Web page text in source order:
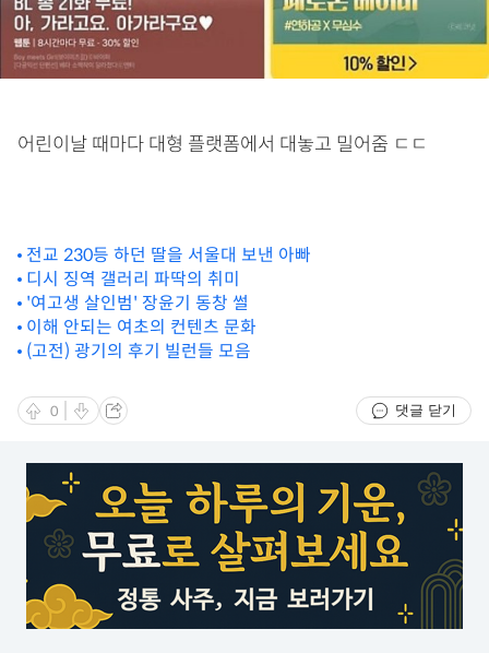
어린이날 때마다 대형 플랫폼에서 대놓고 밀어줌 ㄷㄷ
전교 230등 하던 딸을 서울대 보낸 아빠
디시 징역 갤러리 파딱의 취미
'여고생 살인범' 장윤기 동창 썰
이해 안되는 여초의 컨텐츠 문화
(고전) 광기의 후기 빌런들 모음
0 댓글 닫기